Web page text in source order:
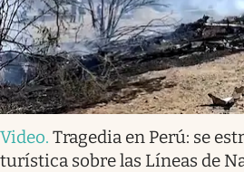
Video. Tragedia en Perú: se
turística sobre las Líneas de